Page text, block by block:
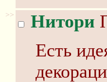
>> Нитори
Есть